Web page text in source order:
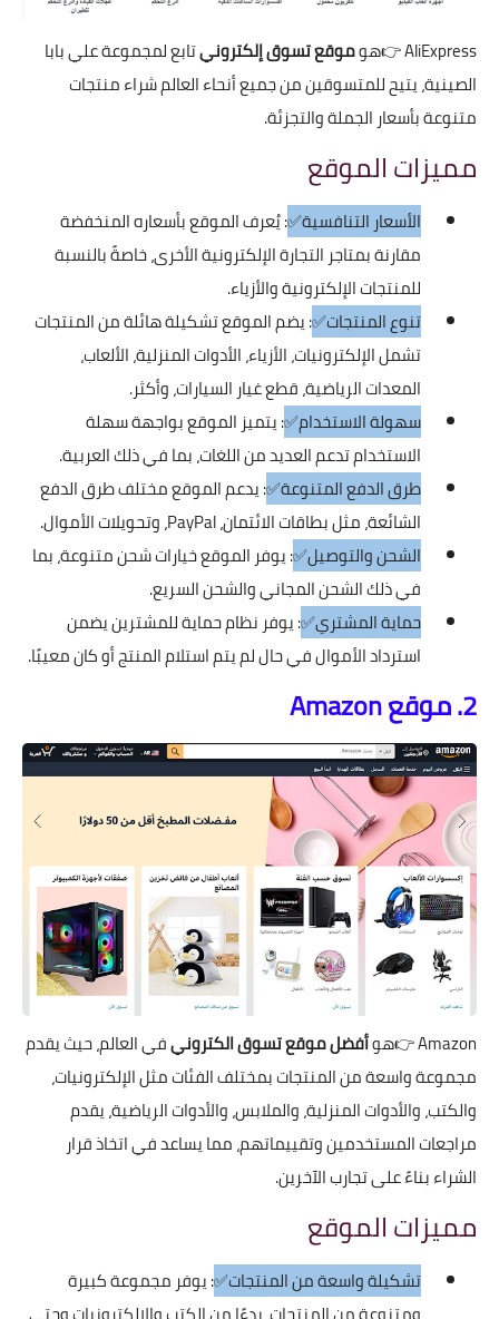
AliExpress👉هوموقع تسوق إلكترونيتابع لمجموعة علي بابا
الصينية، يتيح للمتسوقين من جميع أنحاء العالم شراء منتجات
متنوعة بأسعار الجملة والتجزئة.
مميزات الموقع
الأسعار التنافسية✅: يُعرف الموقع بأسعاره المنخفضة
مقارنة بمتاجر التجارة الإلكترونية الأخرى، خاصةً بالنسبة
للمنتجات الإلكترونية والأزياء.
تنوع المنتجات✅: يضم الموقع تشكيلة هائلة من المنتجات
تشمل الإلكترونيات، الأزياء، الأدوات المنزلية، الألعاب،
المعدات الرياضية، قطع غيار السيارات، وأكثر.
سهولة الاستخدام✅: يتميز الموقع بواجهة سهلة
الاستخدام تدعم العديد من اللغات، بما في ذلك العربية.
طرق الدفع المتنوعة✅: يدعم الموقع مختلف طرق الدفع
الشائعة، مثل بطاقات الائتمان، PayPal، وتحويلات الأموال.
الشحن والتوصيل✅: يوفر الموقع خيارات شحن متنوعة، بما
في ذلك الشحن المجاني والشحن السريع.
حماية المشتري✅: يوفر نظام حماية للمشترين يضمن
استرداد الأموال في حال لم يتم استلام المنتج أو كان معيبًا.
2. موقع Amazon
Amazon👉هوأفضل موقع تسوق الكترونيفي العالم، حيث يقدم
مجموعة واسعة من المنتجات بمختلف الفئات مثل الإلكترونيات،
والكتب، والأدوات المنزلية، والملابس، والأدوات الرياضية، يقدم
مراجعات المستخدمين وتقييماتهم، مما يساعد في اتخاذ قرار
الشراء بناءً على تجارب الآخرين.
مميزات الموقع
تشكيلة واسعة من المنتجات✅: يوفر مجموعة كبيرة